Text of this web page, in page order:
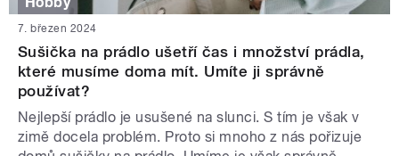
7. březen 2024
Sušička na prádlo ušetří čas i množství prádla,
které musíme doma mít. Umíte ji správně
používat?
Nejlepší prádlo je usušené na slunci. S tím je však v
zimě docela problém. Proto si mnoho z nás pořizuje